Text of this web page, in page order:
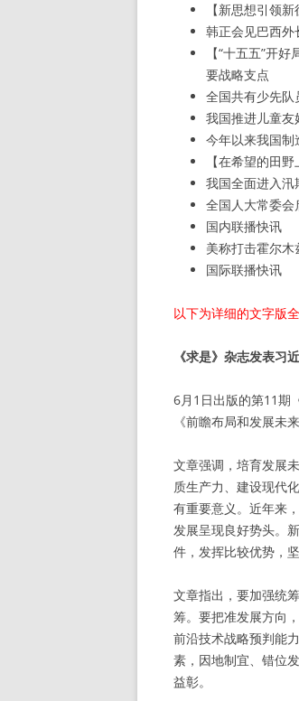
【新思想引领
韩正会见巴西外
【“十五五”开
要战略支点
全国共有少先队
我国推进儿童友
今年以来我国制
【在希望的田
我国全面进入汛
全国人大常委会
国内联播快讯
美称打击霍尔
国际联播快讯
以下为详细的文字版全
《求是》杂志发表习
6月1日出版的第11期
《前瞻布局和发展未
文章强调，培育发展
质生产力、建设现代
有重要意义。近年来
发展呈现良好势头。
件，发挥比较优势，
文章指出，要加强统
筹。要把准发展方向
前沿技术战略预判能
素，因地制宜、错位
益彰。